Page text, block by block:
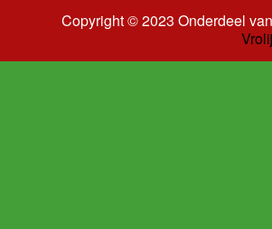
Copyright © 2023 Onderdeel van